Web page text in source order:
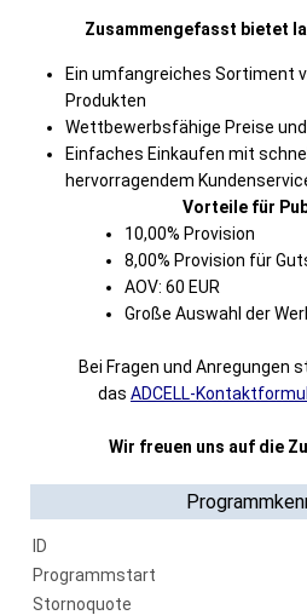
Zusammengefasst bietet
Ein umfangreiches Sortiment
Produkten
Wettbewerbsfähige Preise
Einfaches Einkaufen mit
hervorragendem
Vorteile für
10,00% Provision
8,00% Provision für
AOV: 60 EUR
Große Auswahl der
Bei Fragen und Anregungen
das ADCELL-
Wir freuen uns auf die
ID
Programmstart
Stornoquote